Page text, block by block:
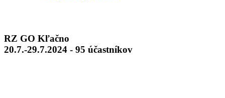
RZ GO Kľačno
20.7.-29.7.2024 - 95 účastníkov